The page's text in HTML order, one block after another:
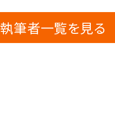
執筆者一覧を見る